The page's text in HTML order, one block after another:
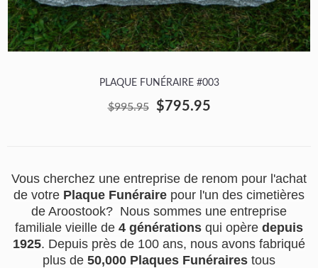
PLAQUE FUNÉRAIRE #003
$995.95 $795.95
Vous cherchez une entreprise de renom pour l'achat
de votre Plaque Funéraire pour l'un des cimetières
de Aroostook? Nous sommes une entreprise
familiale vieille de 4 générations qui opère depuis
1925. Depuis près de 100 ans, nous avons fabriqué
plus de 50,000 Plaques Funéraires tous